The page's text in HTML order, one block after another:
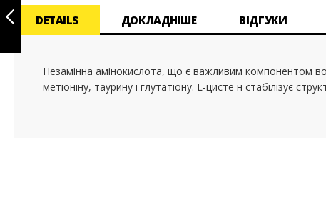
зображень
DETAILS
Незамінна амінокислота, що є важливим компонентом
метіоніну, таурину і глутатіону. L-цистеїн стабілізує
ДОКЛАДНІШЕ ВІДГУКИ